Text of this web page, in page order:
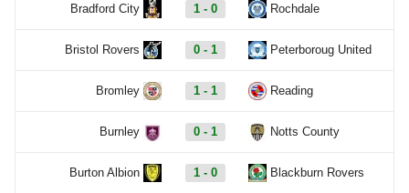
Bradford City 1 - 0 Rochdale
Bristol Rovers 0 - 1 Peterboroug United
Bromley 1 - 1 Reading
Burnley 0 - 1 Notts County
Burton Albion 1 - 0 Blackburn Rovers